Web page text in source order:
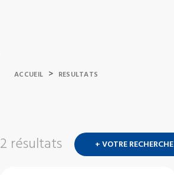
ACCUEIL > RESULTATS
2 résultats + VOTRE RECHERCHE